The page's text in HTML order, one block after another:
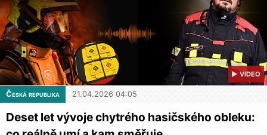
▶ VIDEO
Česká republika 21.04.2026 04:05
Deset let vývoje chytrého hasičského obleku: